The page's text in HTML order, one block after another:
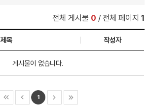
전체 게시물 0 / 전체 페이지1
제목 작성자
게시물이 없습니다.
1